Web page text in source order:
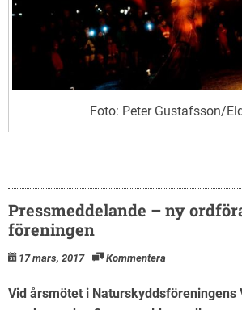
Foto: Peter Gustafsson/
Pressmeddelande – ny
föreningen
17 mars, 2017 Kommentera
Vid årsmötet i Naturskyddsföreningens